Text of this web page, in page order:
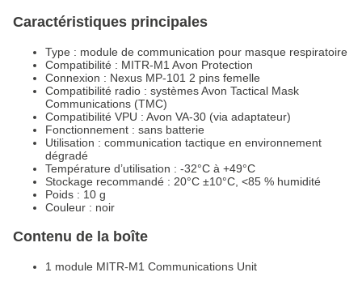
Caractéristiques principales
Type : module de communication pour masque respiratoire
Compatibilité : MITR-M1 Avon Protection
Connexion : Nexus MP-101 2 pins femelle
Compatibilité radio : systèmes Avon Tactical Mask
Communications (TMC)
Compatibilité VPU : Avon VA-30 (via adaptateur)
Fonctionnement : sans batterie
Utilisation : communication tactique en environnement
dégradé
Température d’utilisation : -32°C à +49°C
Stockage recommandé : 20°C ±10°C, <85 % humidité
Poids : 10 g
Couleur : noir
Contenu de la boîte
1 module MITR-M1 Communications Unit